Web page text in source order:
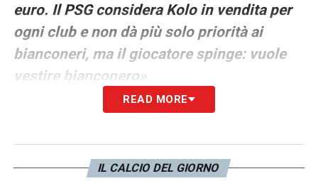
euro. Il PSG considera Kolo in vendita per
ogni club e non dà più solo priorità ai
bianconeri, ma il giocatore spinge: vuole
vestire bianconero».
I dettagli dell’affare: cifre e scenari
La situazione descritta evidenzia come la
Juventus stia operando in un contesto
READ MORE
IL CALCIO DEL GIORNO